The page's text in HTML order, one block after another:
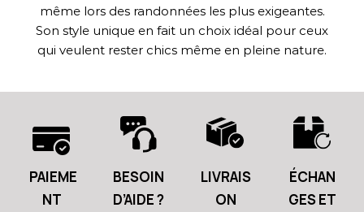
même lors des randonnées les plus exigeantes.
Son style unique en fait un choix idéal pour ceux
qui veulent rester chics même en pleine nature.
PAIEME
NT
BESOIN
D’AIDE ?
LIVRAIS
ON
ÉCHAN
GES ET